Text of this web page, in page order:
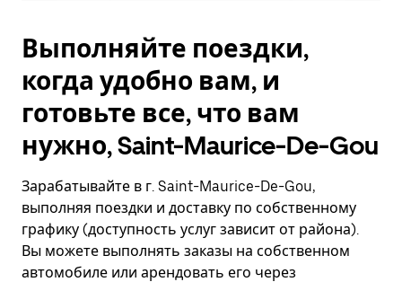
Выполняйте поездки,
когда удобно вам, и
готовьте все, что вам
нужно, Saint-Maurice-De-Gou
Зарабатывайте в г. Saint-Maurice-De-Gou,
выполняя поездки и доставку по собственному
графику (доступность услуг зависит от района).
Вы можете выполнять заказы на собственном
автомобиле или арендовать его через